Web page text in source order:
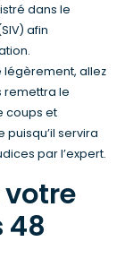
dans le
afin
légèrement, allez
remettra le
coups et
servira
par l’expert.
votre
48